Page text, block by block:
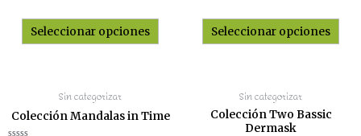
Seleccionar opciones Seleccionar opciones
Sin categorizar
Colección Mandalas in Time
Sin categorizar
Colección Two Bassic
Dermask